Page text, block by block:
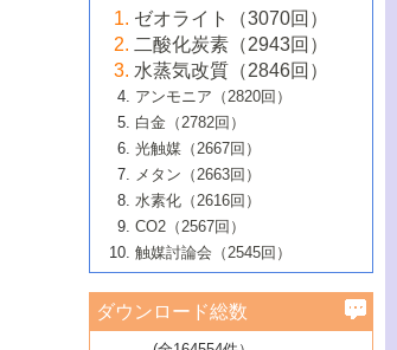
大学：オンライン・対面開催）
6号 メタン転換技術の最新動向
B号 第125回触媒討論会（2020年・工学
院大学）
5号 固体触媒による含窒素有機化合物変
換の最前線
6号 貴金属使用量低減に向けた自動車排
ガス浄化触媒の開発
B号 第123回触媒討論会（2019年・大阪
B号 第121回触媒討論会（2018年・東京
大学）
5号 水素のふるまいを解き明かす最先端
研究
6号 低級アルカンの有効利用のための触
媒技術
B号 第119回触媒討論会（2017年・首都
大学東京）
媒技術
3号 触媒研究の最先端～とびたて若き研究
者たち～（1）
4号 触媒研究の最先端～とびたて若き研究
者たち～（2）
5号 触媒研究の最先端～とびたて若き研究
者たち～（3）
6号 イオニクス材料と燃料電池・電解合成
の最新の研究動向
B号 第117回触媒討論会（2016年・大阪府
立大学）
2号 石油精製用触媒の最近の進展
3号 固体酸化物形燃料電池（SOFC）におけ
るアノード触媒上での燃料直接改質技術
4号 コアシェル構造の制御による触媒機能
5号 工業触媒およびその周辺技術の最近の
進歩
6号 ナノシート
B号 第115回触媒討論会（2015年・成蹊大
2号 光触媒反応機構に関する最新の研究動
向
開発動向
4号 人工光合成に向けた近年のアプローチ
5号 未利用熱エネルギーの有効活用に貢献
する触媒技術
6号 ポリオキソメタレート
B号 第113回触媒討論会（2014年・ロワジ
ールホテル豊橋）
1号 高耐久性燃料電池システム用触媒にお
ける新展開
2号 リビングラジカル重合の最近の動向
3号 天然ガスの化学工業的展開に関する触
媒技術
4号 貴金属触媒の精密構造制御とその活用
5号 バイオマス化成品製造のための固体触
6号 ナノ空間─吸着状態解析から新機能開拓
B号 第111回触媒討論会（2013年・関西大
▼54巻（2012年）
1号 規則性多孔体の利用技術における最近
の進歩
2号 第109回触媒討論会
3号 貴金属低減技術の最新動向
4号 貴金属代替技術の最新動向
5号 光触媒による物質変換反応の新展開
6号 グラフェン
7号 水素を利用する化成品合成の新潮流
▼53巻（2011年）
1号 金属学から見る合金触媒の新展開
2号 第107回触媒討論会
3号 触媒のその場観察法の進歩（１）
4号 触媒のその場観察法の進歩（２）
5号 不活性結合の触媒的活性化による有機
合成
6号 新しい固体酸触媒技術
7号 ゼオライト合成における最近の進歩
▼52巻（2010年）
1号 触媒の劣化対策と長寿命触媒開発
2号 第105回触媒討論会
3号 ナノ構造が拓く新機能
4号 活性サイトおよびその環境の精密な設
計による触媒の高機能化
5号 触媒を有効に使うための技術
1号 炭素材料－熱い注目を集める材料－
2号 第103回触媒討論会
3号 環境浄化用光触媒の現状と課題
4号 水素社会の実現に向けた水素製造・貯
蔵技術の進歩
5号 CO2が関わる触媒・材料
▼50巻（2008年）
1号 触媒化学と学会のこの10年，半世紀，
そして未来
2号 第101回触媒討論会
4号 錯体を利用したユニークな表面構造の
▼49巻（2007年）
1号 含フッ素化合物の合成と触媒
2号 第99回触媒討論会
3号 実用的ファインケミカル合成プロセス
を実現する触媒
▼48巻（2006年）
1号 固体酸触媒の最近の進歩
2号 第97回触媒討論会
3号 リビング重合触媒の最近の展開
1号 最近の触媒担体とその効果
2号 第95回触媒討論会
▼46巻（2004年）
ゼオライト（3070回）
二酸化炭素（2943回）
水蒸気改質（2846回）
アンモニア（2820回）
白金（2782回）
光触媒（2667回）
メタン（2663回）
水素化（2616回）
CO2（2567回）
触媒討論会（2545回）
ダウンロード総数